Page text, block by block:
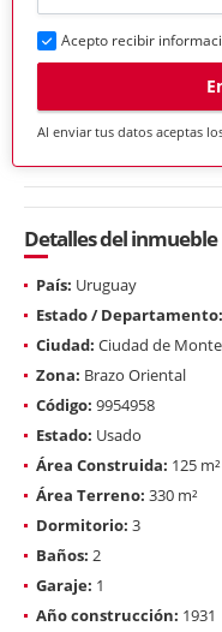
Acepto recibir
Al enviar tus datos aceptas
Detalles del inmueble
País: Uruguay
Estado / Departamento:
Ciudad: Ciudad de
Zona: Brazo Oriental
Código: 9954958
Estado: Usado
Área Construida: 125 m²
Área Terreno: 330 m²
Dormitorio: 3
Baños: 2
Garaje: 1
Año construcción: 1931